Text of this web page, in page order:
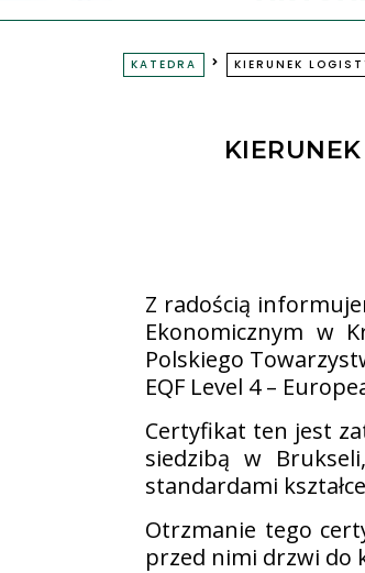
KATEDRA KIERUNEK
Z radością
Ekonomicznym w
Polskiego
EQF Level 4 –
Certyfikat ten jest
siedzibą w
standardami
Otrzmanie tego
przed nimi drzwi do